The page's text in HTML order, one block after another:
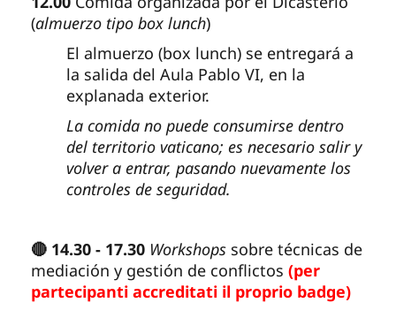
(almuerzo tipo box lunch)
El almuerzo (box lunch) se entregará a
la salida del Aula Pablo VI, en la
explanada exterior.
La comida no puede consumirse dentro
del territorio vaticano; es necesario salir y
volver a entrar, pasando nuevamente los
controles de seguridad.
🔴 14.30 - 17.30 Workshops sobre técnicas de
mediación y gestión de conflictos (per
partecipanti accreditati il proprio badge)